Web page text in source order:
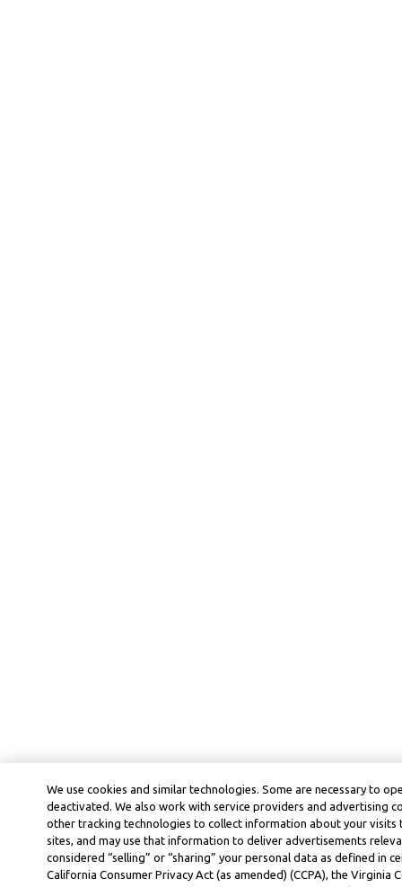
We use cookies and similar technologies. Some are necessary to
deactivated. We also work with service providers and advertising
other tracking technologies to collect information about your
sites, and may use that information to deliver advertisements
considered “selling” or “sharing” your personal data as defined in
California Consumer Privacy Act (as amended) (CCPA), the Virginia